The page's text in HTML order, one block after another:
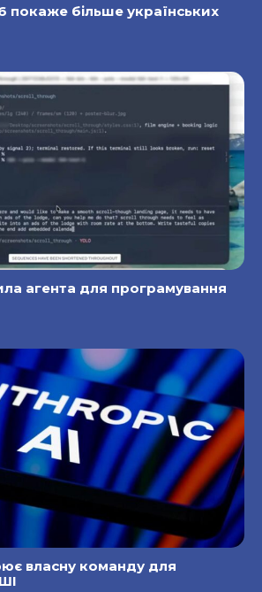
покаже більше українських
агента для програмування
власну команду для